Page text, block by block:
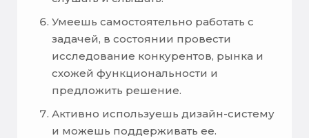
Умеешь самостоятельно работать с
задачей, в состоянии провести
исследование конкурентов, рынка и
схожей функциональности и
предложить решение.
Активно используешь дизайн-систему
и можешь поддерживать ее.